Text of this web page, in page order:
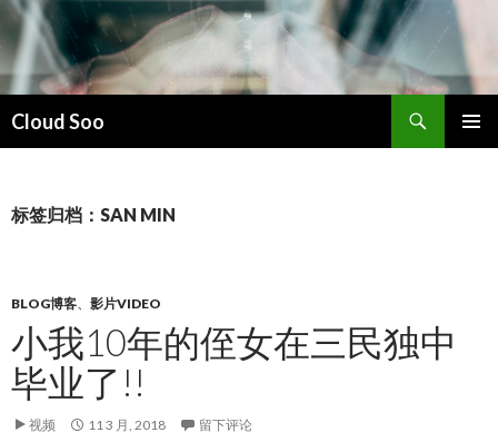
Cloud Soo
索
文
标签归档：SAN MIN
BLOG博客、 影片VIDEO
小我10年的侄女在三民独中
毕业了!!
视频 11 3 月, 2018 留下评论